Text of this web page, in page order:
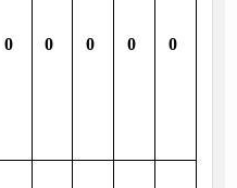
0 0 0 0 0